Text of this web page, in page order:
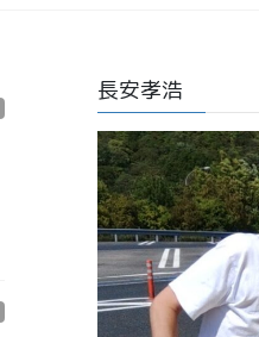
長安孝浩